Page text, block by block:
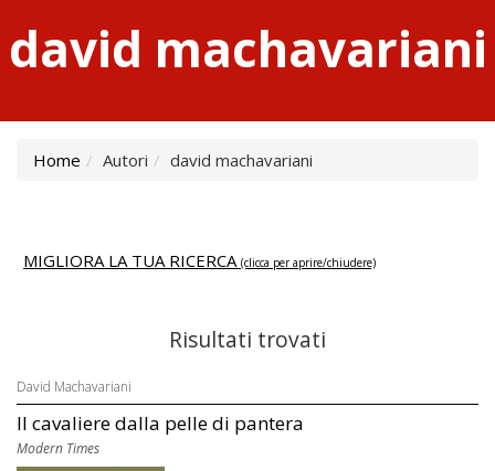
david machavariani
Home Autori david machavariani
MIGLIORA LA TUA RICERCA (clicca per aprire/chiudere)
Risultati trovati
David Machavariani
Il cavaliere dalla pelle di pantera
Modern Times